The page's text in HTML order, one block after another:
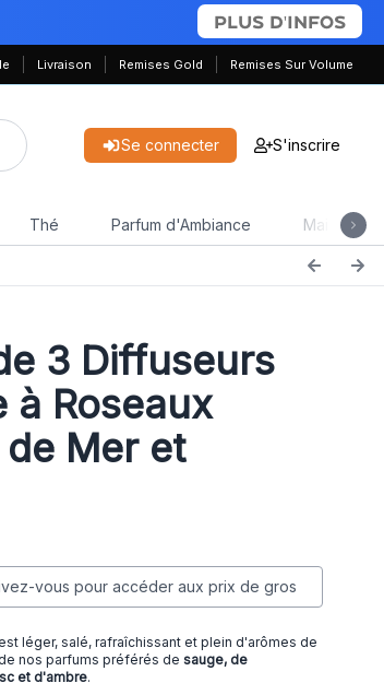
PLUS D'INFOS
Livraison Remises Gold Remises Sur Volume
Se connecter S'inscrire
Thé Parfum d'Ambiance Maison &
3 Diffuseurs
à Roseaux
Mer et
vous pour accéder aux prix de gros
léger, salé, rafraîchissant et plein d'arômes de
nos parfums préférés de sauge, de
et d'ambre.